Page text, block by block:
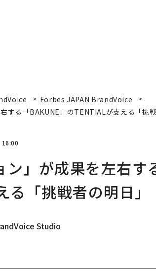
Forbes JAPAN BrandVoice
する――「BAKUNE」のTENTIALが支える「挑
ン」が成果を左右す
「挑戦者の明日」
Studio